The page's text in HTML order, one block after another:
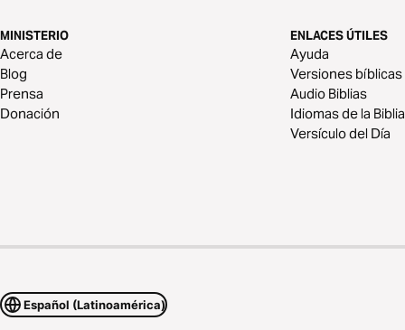
MINISTERIO
Acerca de
Blog
Prensa
Donación
ENLACES ÚTILES
Ayuda
Versiones bíblicas
Audio Biblias
Idiomas de la Biblia
Versículo del Día
Español (Latinoamérica)